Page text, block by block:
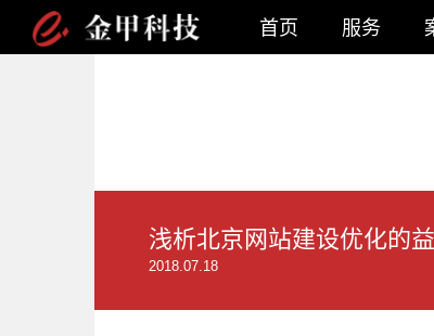
首页 服务
浅析北京网站建设优化的益
2018.07.18